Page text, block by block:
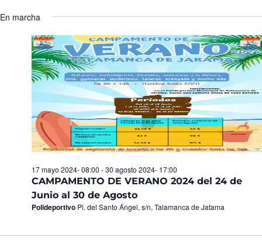
de
Eventos
fecha.
En marcha
CAMPAMENTO DE VERANO 2024 del 24 de
Junio al 30 de Agosto
17 mayo 2024- 08:00 -30 agosto 2024- 17:00
Polideportivo Pl. del Santo Ángel, s/n, Talamanca de Jatama